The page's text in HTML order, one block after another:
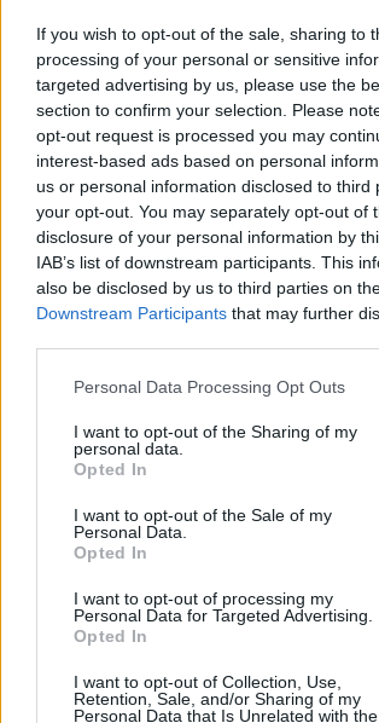
If you wish to opt-out of the sale, sharing to
processing of your personal or sensitive
targeted advertising by us, please use the
section to confirm your selection. Please
opt-out request is processed you may
interest-based ads based on personal
us or personal information disclosed to third
your opt-out. You may separately opt-out of
disclosure of your personal information by
IAB’s list of downstream participants. This
also be disclosed by us to third parties on
Downstream Participants that may further
Personal Data Processing Opt Outs
I want to opt-out of the Sharing of my
personal data.
Opted In
I want to opt-out of the Sale of my
Personal Data.
Opted In
I want to opt-out of processing my
Personal Data for Targeted Advertising.
Opted In
I want to opt-out of Collection, Use,
Retention, Sale, and/or Sharing of my
Personal Data that Is Unrelated with the
Steur kiest voor Newcastle na
duidelijkheid bij Ajax
Blind kan bij Ajax de speler naast
“Twente was toen niet haalbaar”:
terug op Ajax-keuze
De transferprioriteiten van Ajax
duidelijker
de route naar PEC eruit
met lege handen achter
verlaten
Ajax-aanvoerder’